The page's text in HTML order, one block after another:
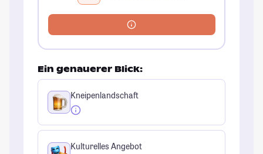
Ein genauerer Blick:
Kneipenlandschaft
Kulturelles Angebot